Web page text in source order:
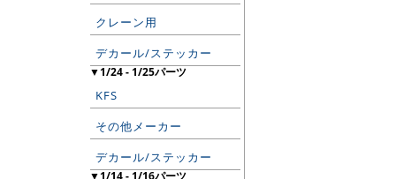
クレーン用
デカール/ステッカー
▼1/24 - 1/25パーツ
KFS
その他メーカー
デカール/ステッカー
▼1/14 - 1/16パーツ